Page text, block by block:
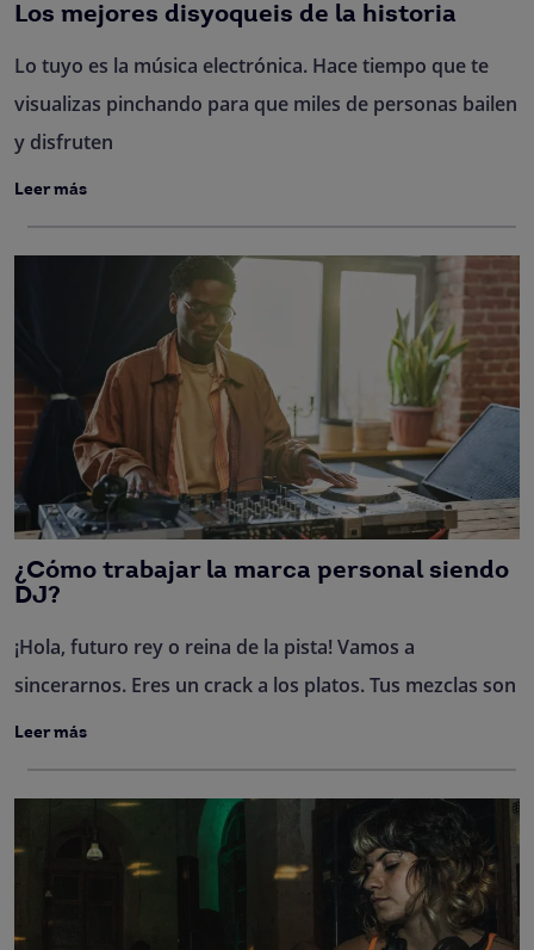
Los mejores disyoqueis de la historia
Lo tuyo es la música electrónica. Hace tiempo que te
visualizas pinchando para que miles de personas bailen
y disfruten
Leer más
¿Cómo trabajar la marca personal siendo
DJ?
¡Hola, futuro rey o reina de la pista! Vamos a
sincerarnos. Eres un crack a los platos. Tus mezclas son
Leer más